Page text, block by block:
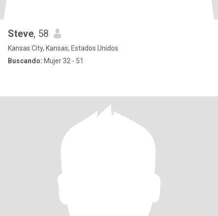
Steve, 58
Kansas City, Kansas, Estados Unidos
Buscando: Mujer 32 - 51